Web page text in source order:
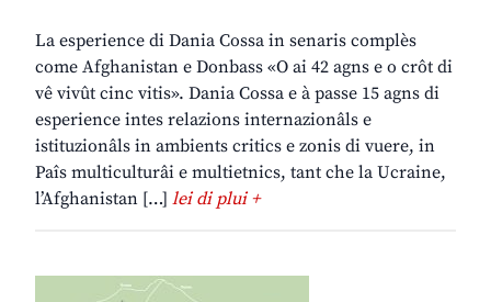
La esperience di Dania Cossa in senaris complès
come Afghanistan e Donbass «O ai 42 agns e o crôt di
vê vivût cinc vitis». Dania Cossa e à passe 15 agns di
esperience intes relazions internazionâls e
istituzionâls in ambients critics e zonis di vuere, in
Paîs multiculturâi e multietnics, tant che la Ucraine,
l’Afghanistan […] lei di plui +